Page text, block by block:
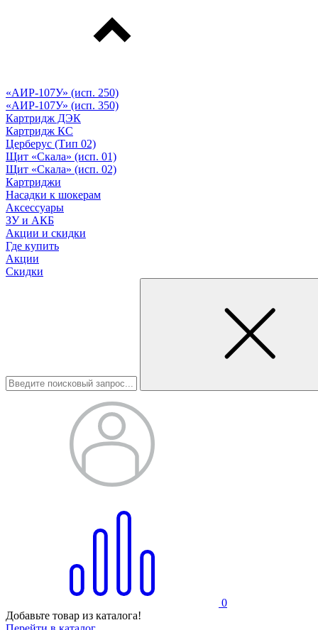
«АИР-107У» (исп. 250)
«АИР-107У» (исп. 350)
Картридж ДЭК
Картридж КС
Церберус (Тип 02)
Щит «Скала» (исп. 01)
Щит «Скала» (исп. 02)
Картриджи
Насадки к шокерам
Аксессуары
ЗУ и АКБ
Акции и скидки
Где купить
Акции
Скидки
0
Добавьте товар из каталога!